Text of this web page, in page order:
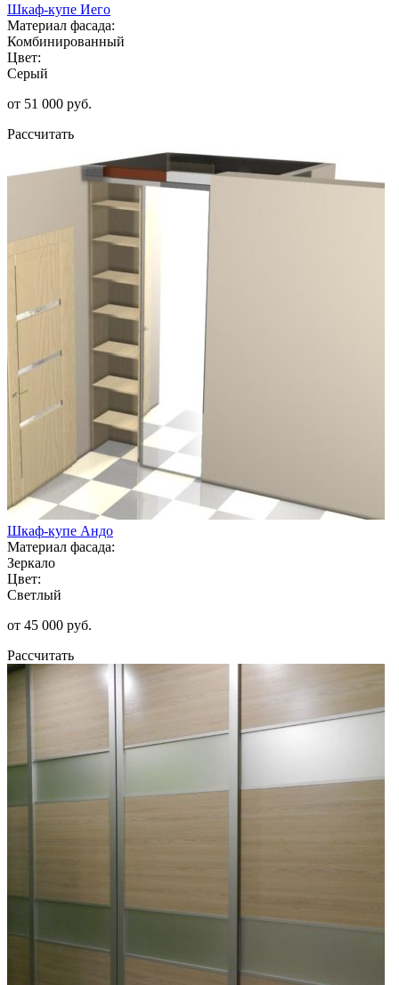
Шкаф-купе Иего
Материал фасада:
Комбинированный
Цвет:
Серый
от 51 000 руб.
Рассчитать
Шкаф-купе Андо
Материал фасада:
Зеркало
Цвет:
Светлый
от 45 000 руб.
Рассчитать